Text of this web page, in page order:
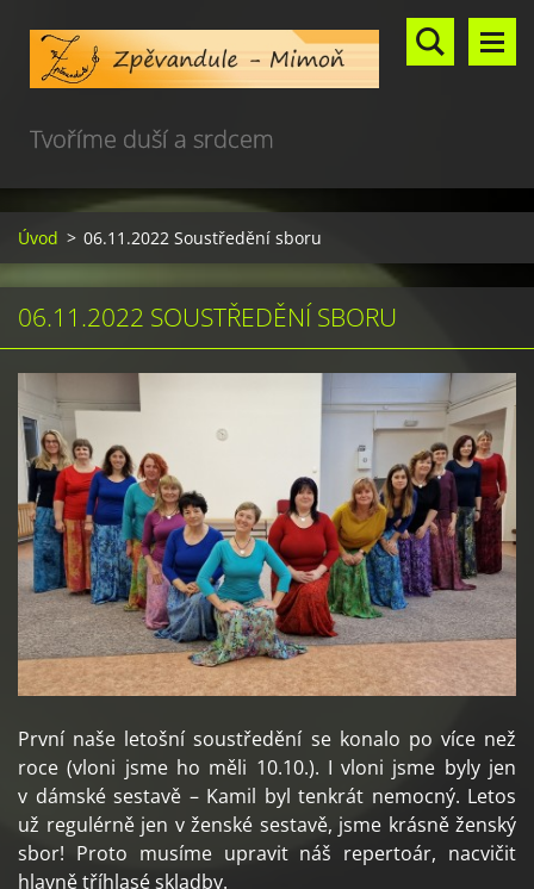
Tvoříme duší a srdcem
Úvod > 06.11.2022 Soustředění sboru
06.11.2022 SOUSTŘEDĚNÍ SBORU
První naše letošní soustředění se konalo po více než
roce (vloni jsme ho měli 10.10.). I vloni jsme byly jen
v dámské sestavě – Kamil byl tenkrát nemocný. Letos
už regulérně jen v ženské sestavě, jsme krásně ženský
sbor! Proto musíme upravit náš repertoár, nacvičit
hlavně tříhlasé skladby.